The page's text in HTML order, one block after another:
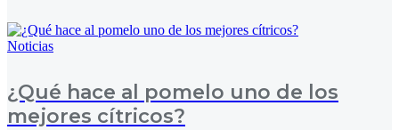
Noticias
¿Qué hace al pomelo uno de los
mejores cítricos?